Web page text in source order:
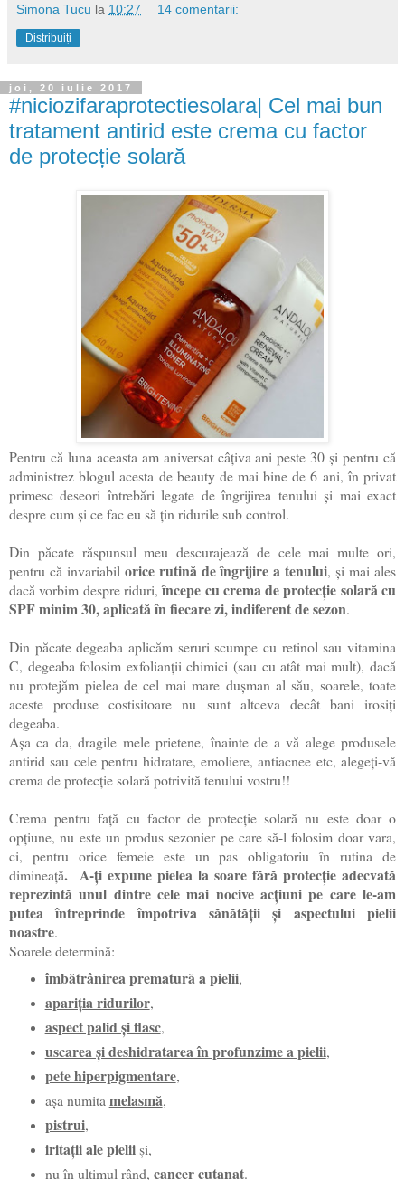
Simona Tucu la 10:27 14 comentarii:
Distribuiți
joi, 20 iulie 2017
#niciozifaraprotectiesolara| Cel mai bun
tratament antirid este crema cu factor
de protecție solară
Pentru că luna aceasta am aniversat câțiva ani peste 30 și pentru că
administrez blogul acesta de beauty de mai bine de 6 ani, în privat
primesc deseori întrebări legate de îngrijirea tenului și mai exact
despre cum și ce fac eu să țin ridurile sub control.
Din păcate răspunsul meu descurajează de cele mai multe ori,
pentru că invariabil orice rutină de îngrijire a tenului, și mai ales
dacă vorbim despre riduri,începe cu crema de protecție solară cu
SPF minim 30, aplicată în fiecare zi, indiferent de sezon.
Din păcate degeaba aplicăm seruri scumpe cu retinol sau vitamina
C, degeaba folosim exfolianții chimici (sau cu atât mai mult), dacă
nu protejăm pielea de cel mai mare dușman al său, soarele, toate
aceste produse costisitoare nu sunt altceva decât bani irosiți
degeaba.
Așa ca da, dragile mele prietene, înainte de a vă alege produsele
antirid sau cele pentru hidratare, emoliere, antiacnee etc, alegeți-vă
crema de protecție solară potrivită tenului vostru!!
Crema pentru față cu factor de protecție solară nu este doar o
opțiune, nu este un produs sezonier pe care să-l folosim doar vara,
ci, pentru orice femeie este un pas obligatoriu în rutina de
dimineață. A-ți expune pielea la soare fără protecție adecvată
reprezintă unul dintre cele mai nocive acțiuni pe care le-am
putea întreprinde împotriva sănătății și aspectului pielii
noastre.
Soarele determină:
îmbătrânirea prematură a pielii,
apariția ridurilor,
aspect palid și flasc,
uscarea și deshidratarea în profunzime a pielii,
pete hiperpigmentare,
așa numita melasmă,
pistrui,
iritații ale pieliiși,
nu în ultimul rând, cancer cutanat.